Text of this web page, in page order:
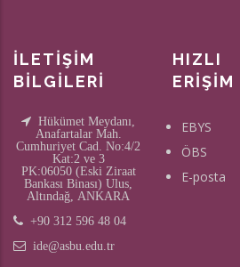
İLETİŞİM
BİLGİLERİ
Hükümet Meydanı,
Anafartalar Mah.
Cumhuriyet Cad. No:4/2
Kat:2 ve 3
PK:06050 (Eski Ziraat
Bankası Binası) Ulus,
Altındağ, ANKARA
+90 312 596 48 04
ide@asbu.edu.tr
HIZLI
ERİŞİM
EBYS
ÖBS
E-posta